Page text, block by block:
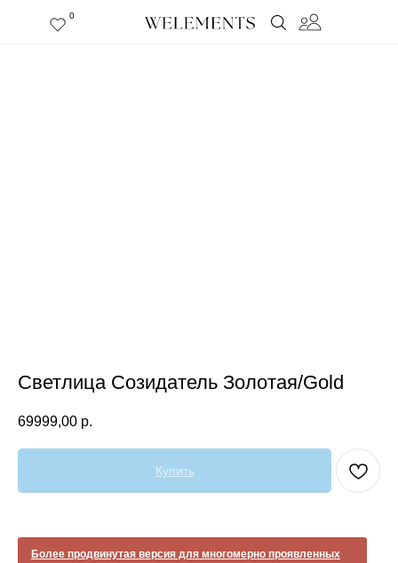
0
Светлица Созидатель Золотая/Gold
69999,00 р.
Купить
Более продвинутая версия для многомерно проявленных